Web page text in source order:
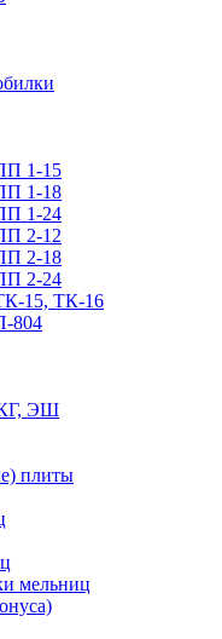
1-15
1-18
1-24
2-12
2-18
2-24
15, ТК-16
804
ЭШ
плиты
мельниц